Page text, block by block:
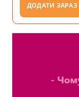
ДОДАТИ ЗАРАЗ